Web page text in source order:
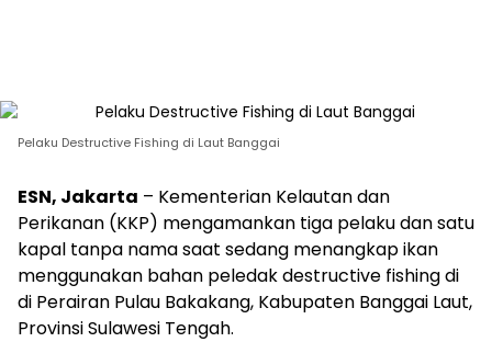
Pelaku Destructive Fishing di Laut Banggai
ESN, Jakarta – Kementerian Kelautan dan
Perikanan (KKP) mengamankan tiga pelaku dan satu
kapal tanpa nama saat sedang menangkap ikan
menggunakan bahan peledak destructive fishing di
di Perairan Pulau Bakakang, Kabupaten Banggai Laut,
Provinsi Sulawesi Tengah.